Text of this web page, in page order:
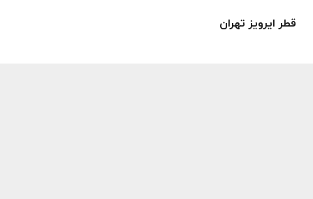
قطر ایرویز تهران